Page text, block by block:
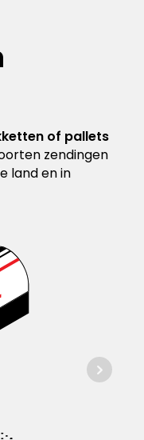
of pallets
zendingen
land en in